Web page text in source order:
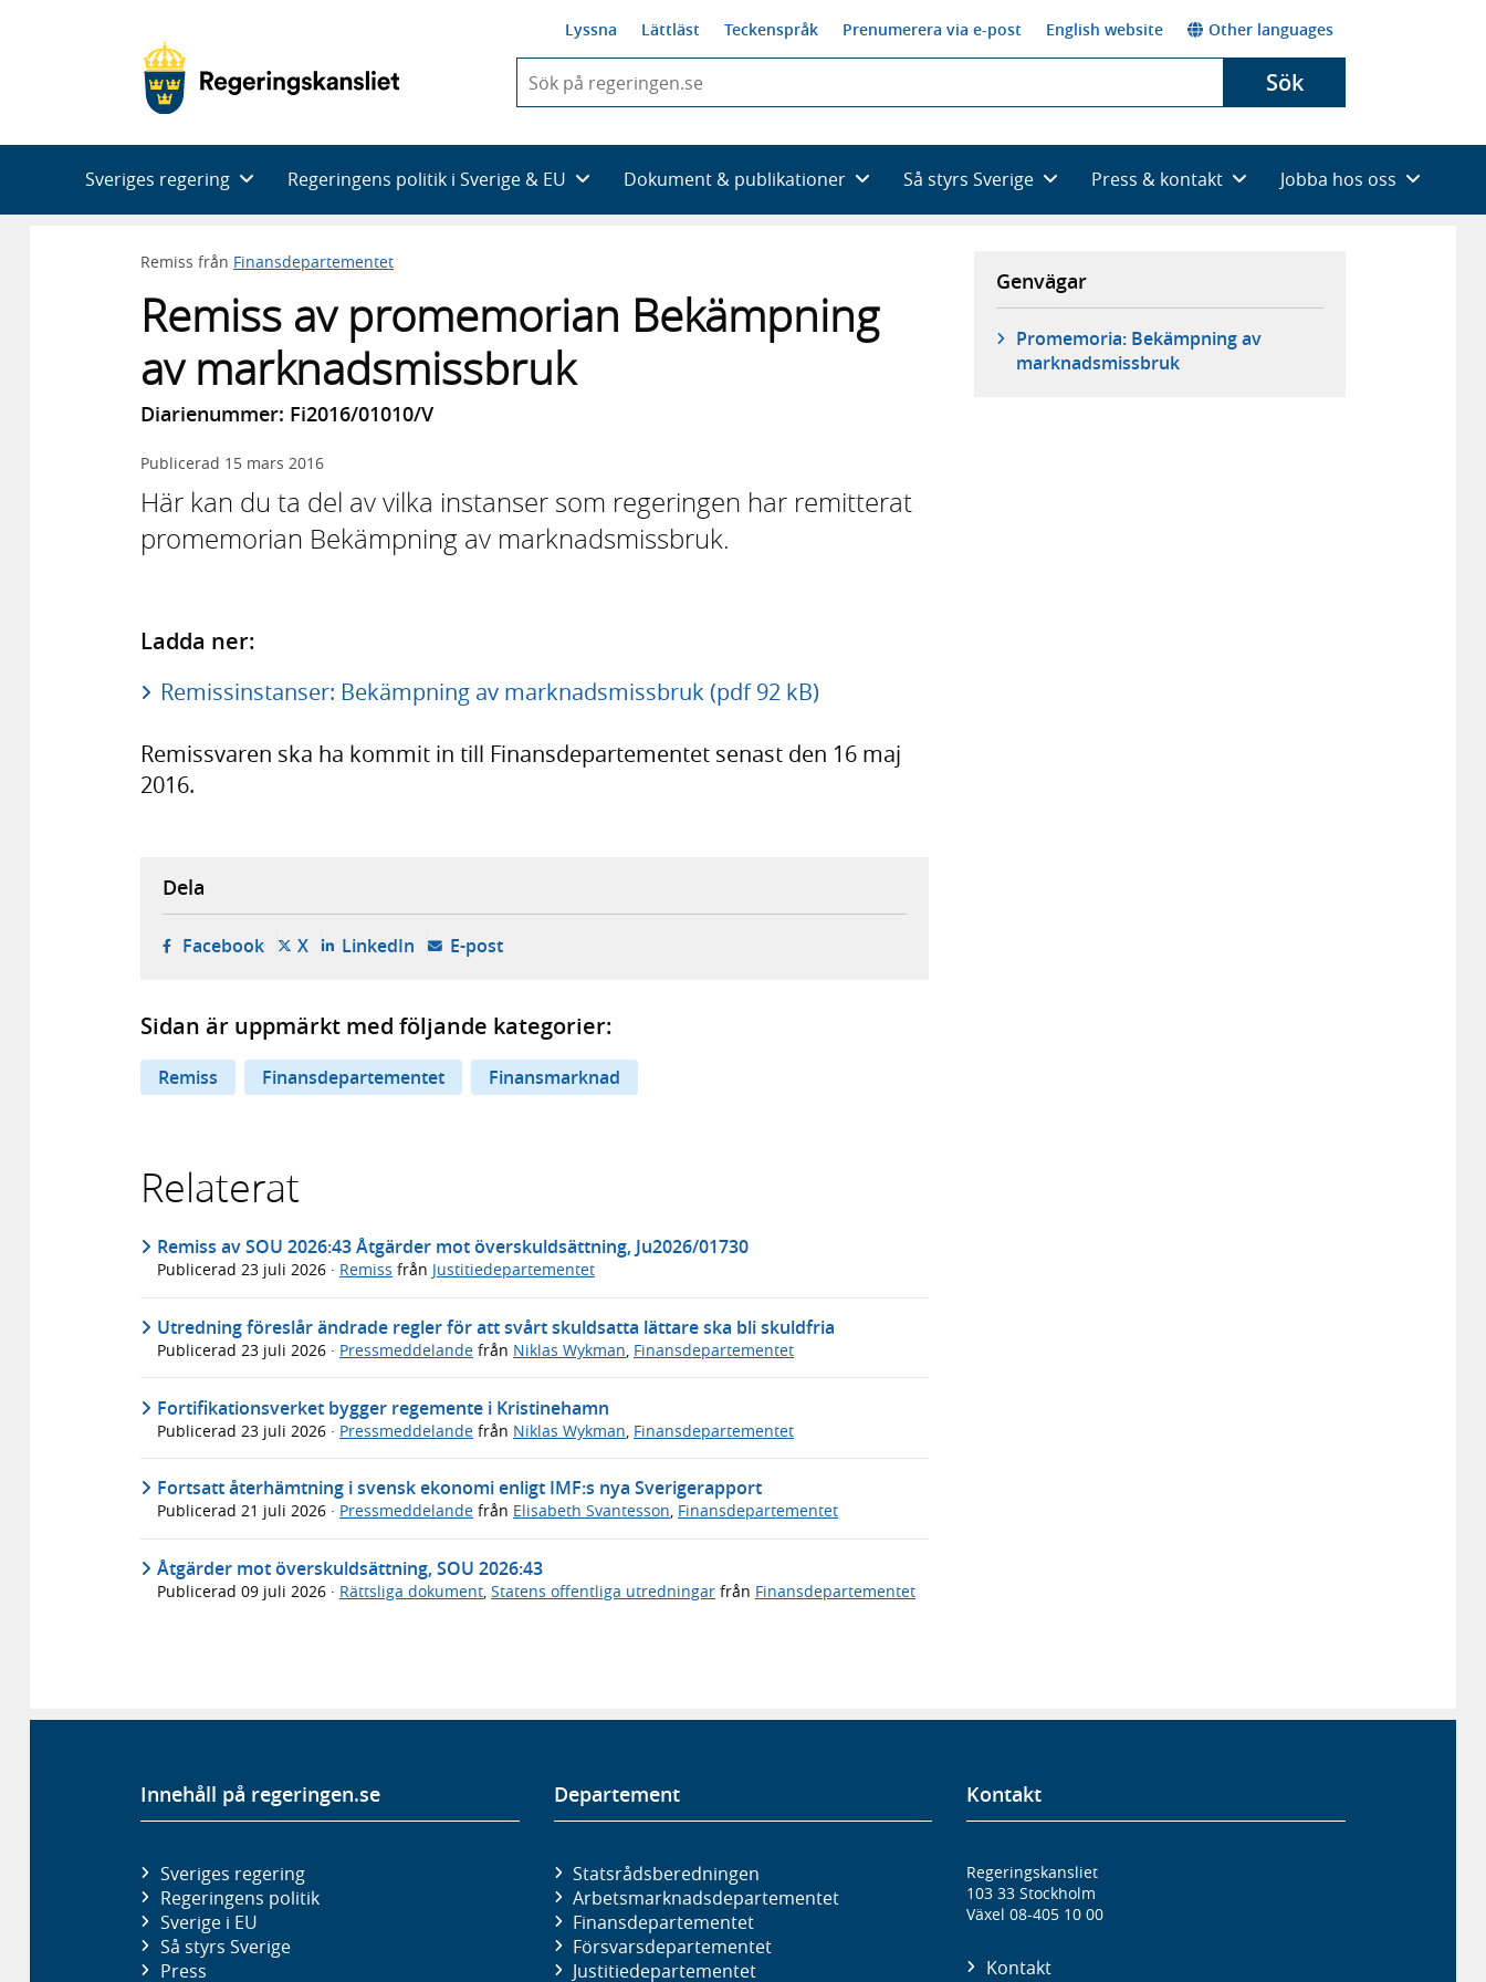
Lyssna Lättläst Teckenspråk Prenumerera via e-post English website Other languages
du
skriva
framträder
en
Sök
Sveriges regering Regeringens politik i Sverige & EU Dokument & publikationer Så styrs Sverige Press & kontakt Jobba hos oss
Remiss från Finansdepartementet
Remiss av promemorian Bekämpning
av marknadsmissbruk
Diarienummer: Fi2016/01010/V
Publicerad 15 mars 2016
Här kan du ta del av vilka instanser som regeringen har remitterat
promemorian Bekämpning av marknadsmissbruk.
Ladda ner:
Remissinstanser: Bekämpning av marknadsmissbruk (pdf 92 kB)
Remissvaren ska ha kommit in till Finansdepartementet senast den 16 maj
2016.
Genvägar
Promemoria: Bekämpning av
marknadsmissbruk
Dela
Facebook- öppnas i ny flik, extern webbplats,
X- öppnas i ny flik, extern webbplats,
LinkedIn- öppnas i ny flik, extern webbplats,
E-post- öppnar din e-postklient,
Sidan är uppmärkt med följande kategorier:
Remiss Finansdepartementet Finansmarknad
Relaterat
Remiss av SOU 2026:43 Åtgärder mot överskuldsättning, Ju2026/01730
Publicerad 23 juli 2026 · Remiss från Justitiedepartementet
Utredning föreslår ändrade regler för att svårt skuldsatta lättare ska bli skuldfria
Publicerad 23 juli 2026 · Pressmeddelande från Niklas Wykman, Finansdepartementet
Fortifikationsverket bygger regemente i Kristinehamn
Publicerad 23 juli 2026 · Pressmeddelande från Niklas Wykman Finansdepartementet
Fortsatt återhämtning i svensk ekonomi enligt IMF:s nya Sverigerapport
Publicerad 21 juli 2026 · Pressmeddelande från Elisabeth Svantesson, Finansdepartementet
Åtgärder mot överskuldsättning, SOU 2026:43
Publicerad 09 juli 2026 · Rättsliga dokument, Statens offentliga utredningar från Finansdepartementet
Innehåll på regeringen.se
Sveriges regering
Regeringens politik
Sverige i EU
Så styrs Sverige
Press
Departement
Statsrådsberedningen
Arbetsmarknads­departementet
Finans­departementet
Försvars­departementet
Justitie­departementet
Kontakt
Regeringskansliet
103 33 Stockholm
Växel 08-405 10 00
Kontakt